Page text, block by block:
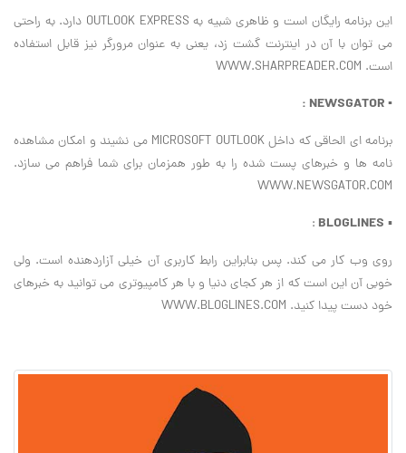
این برنامه رایگان است و ظاهری شبیه به OUTLOOK EXPRESS دارد. به راحتی
می توان با آن در اینترنت گشت زد، یعنی به عنوان مرورگر نیز قابل استفاده
است. WWW.SHARPREADER.COM
▪ NEWSGATOR :
برنامه ای الحاقی که داخل MICROSOFT OUTLOOK می نشیند و امکان مشاهده
نامه ها و خبرهای پست شده را به طور همزمان برای شما فراهم می سازد.
WWW.NEWSGATOR.COM
▪
BLOGLINES
:
روی وب کار می کند. پس بنابراین رابط کاربری آن خیلی آزاردهنده است. ولی
خوبی آن این است که از هر کجای دنیا و با هر کامپیوتری می توانید به خبرهای
خود دست پیدا کنید. WWW.BLOGLINES.COM